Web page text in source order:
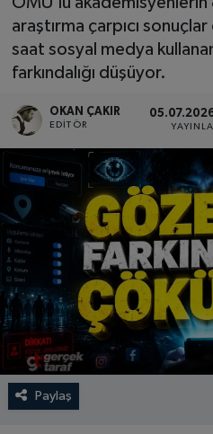
araştırma çarpıcı
saat sosyal medya
farkındalığı düşüyor.
OKAN ÇAKIR
EDITÖR
Paylaş
SPOR
EKONOMİ
TEKNOLOJİ
YAŞAM
YEMEK